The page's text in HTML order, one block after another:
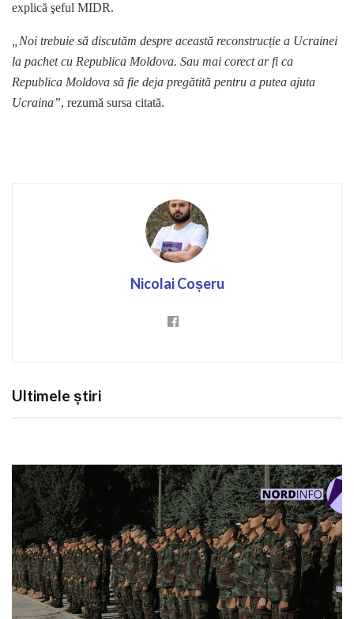
explică şeful MIDR.
„Noi trebuie să discutăm despre această reconstrucție a Ucrainei
la pachet cu Republica Moldova. Sau mai corect ar fi ca
Republica Moldova să fie deja pregătită pentru a putea ajuta
Ucraina”, rezumă sursa citată.
Nicolai Coșeru
Ultimele știri